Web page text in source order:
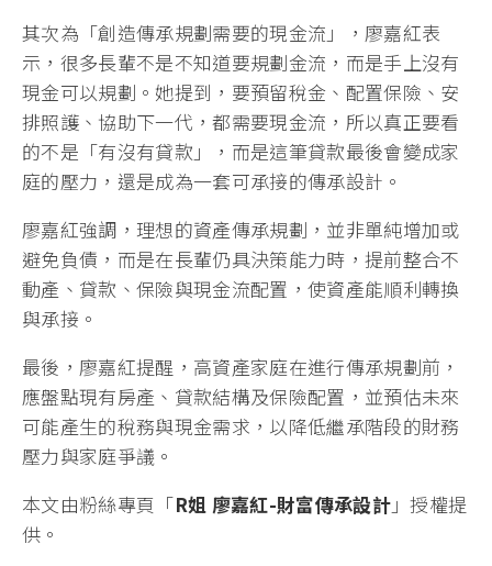
其次為「創造傳承規劃需要的現金流」，廖嘉紅表
示，很多長輩不是不知道要規劃金流，而是手上沒有
現金可以規劃。她提到，要預留稅金、配置保險、安
排照護、協助下一代，都需要現金流，所以真正要看
的不是「有沒有貸款」，而是這筆貸款最後會變成家
庭的壓力，還是成為一套可承接的傳承設計。
廖嘉紅強調，理想的資產傳承規劃，並非單純增加或
避免負債，而是在長輩仍具決策能力時，提前整合不
動產、貸款、保險與現金流配置，使資產能順利轉換
與承接。
最後，廖嘉紅提醒，高資產家庭在進行傳承規劃前，
應盤點現有房產、貸款結構及保險配置，並預估未來
可能產生的稅務與現金需求，以降低繼承階段的財務
壓力與家庭爭議。
本文由粉絲專頁「R姐 廖嘉紅-財富傳承設計 」授權提
供。